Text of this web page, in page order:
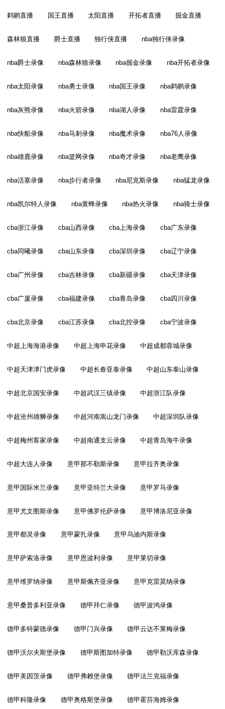
鹈鹕直播 国王直播 太阳直播 开拓者直播 掘金直播
森林狼直播 爵士直播 独行侠直播 nba独行侠录像
nba爵士录像 nba森林狼录像 nba掘金录像 nba开拓者录像
nba太阳录像 nba勇士录像 nba国王录像 nba鹈鹕录像
nba灰熊录像 nba火箭录像 nba湖人录像 nba雷霆录像
nba快船录像 nba马刺录像 nba魔术录像 nba76人录像
nba雄鹿录像 nba篮网录像 nba奇才录像 nba老鹰录像
nba活塞录像 nba步行者录像 nba尼克斯录像 nba猛龙录像
nba凯尔特人录像 nba黄蜂录像 nba热火录像 nba骑士录像
cba浙江录像 cba山西录像 cba上海录像 cba广东录像
cba同曦录像 cba山东录像 cba深圳录像 cba辽宁录像
cba广州录像 cba吉林录像 cba新疆录像 cba天津录像
cba广厦录像 cba福建录像 cba青岛录像 cba四川录像
cba北京录像 cba江苏录像 cba北控录像 cba宁波录像
中超上海海港录像 中超上海申花录像 中超成都蓉城录像
中超天津津门虎录像 中超长春亚泰录像 中超山东泰山录像
中超北京国安录像 中超武汉三镇录像 中超浙江队录像
中超沧州雄狮录像 中超河南嵩山龙门录像 中超深圳队录像
中超梅州客家录像 中超南通支云录像 中超青岛海牛录像
中超大连人录像 意甲那不勒斯录像 意甲拉齐奥录像
意甲国际米兰录像 意甲亚特兰大录像 意甲罗马录像
意甲尤文图斯录像 意甲佛罗伦萨录像 意甲博洛尼亚录像
意甲都灵录像 意甲蒙扎录像 意甲乌迪内斯录像
意甲萨索洛录像 意甲恩波利录像 意甲莱切录像
意甲维罗纳录像 意甲斯佩齐亚录像 意甲克雷莫纳录像
意甲桑普多利亚录像 德甲拜仁录像 德甲波鸿录像
德甲多特蒙德录像 德甲门兴录像 德甲云达不莱梅录像
德甲沃尔夫斯堡录像 德甲斯图加特录像 德甲勒沃库森录像
德甲美因茨录像 德甲弗赖堡录像 德甲法兰克福录像
德甲科隆录像 德甲奥格斯堡录像 德甲霍芬海姆录像